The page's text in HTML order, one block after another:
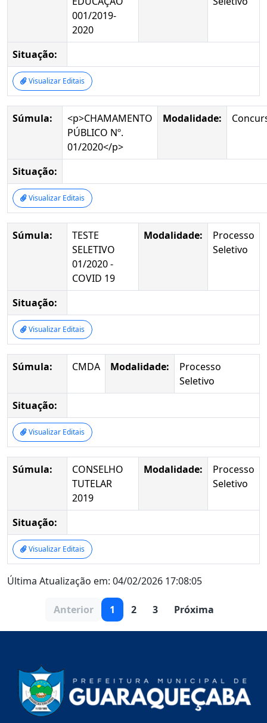
001/2019-
2020
Situação:
Visualizar Editais
Súmula:
<p>CHAMAMENTO
PÚBLICO Nº.
01/2020</p>
Modalidade:
Situação:
Visualizar Editais
Súmula:
TESTE
SELETIVO
01/2020 -
COVID 19
Modalidade:
Processo
Seletivo
Situação:
Visualizar Editais
Súmula: CMDA Modalidade:
Processo
Seletivo
Situação:
Visualizar Editais
Súmula:
CONSELHO
TUTELAR
2019
Modalidade:
Processo
Seletivo
Situação:
Visualizar Editais
Última Atualização em: 04/02/2026 17:08:05
Anterior 1 2 3 Próxima